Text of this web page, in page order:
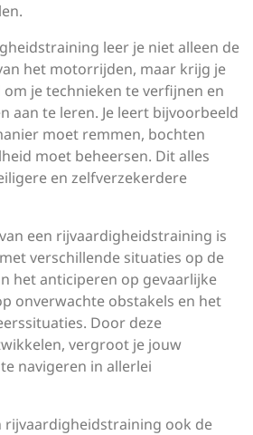
leer je niet alleen de
het motorrijden, maar krijg je
je technieken te verfijnen en
aan te leren. Je leert bijvoorbeeld
moet remmen, bochten
moet beheersen. Dit alles
en zelfverzekerdere
een rijvaardigheidstraining is
verschillende situaties op de
het anticiperen op gevaarlijke
onverwachte obstakels en het
Door deze
vergroot je jouw
navigeren in allerlei
rijvaardigheidstraining ook de